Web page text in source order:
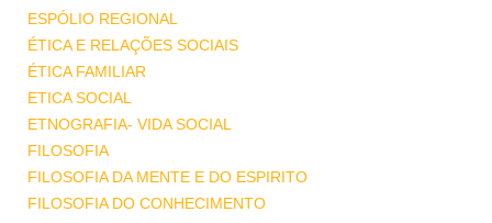
ESPÓLIO REGIONAL
ÉTICA E RELAÇÕES SOCIAIS
ÉTICA FAMILIAR
ETICA SOCIAL
ETNOGRAFIA- VIDA SOCIAL
FILOSOFIA
FILOSOFIA DA MENTE E DO ESPIRITO
FILOSOFIA DO CONHECIMENTO